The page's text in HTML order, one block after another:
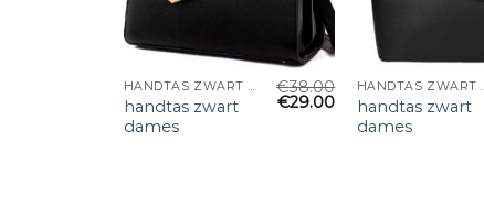
HANDTAS ZWART DAMES
handtas zwart
dames
€38.00
€29.00
handtas zwart
dames